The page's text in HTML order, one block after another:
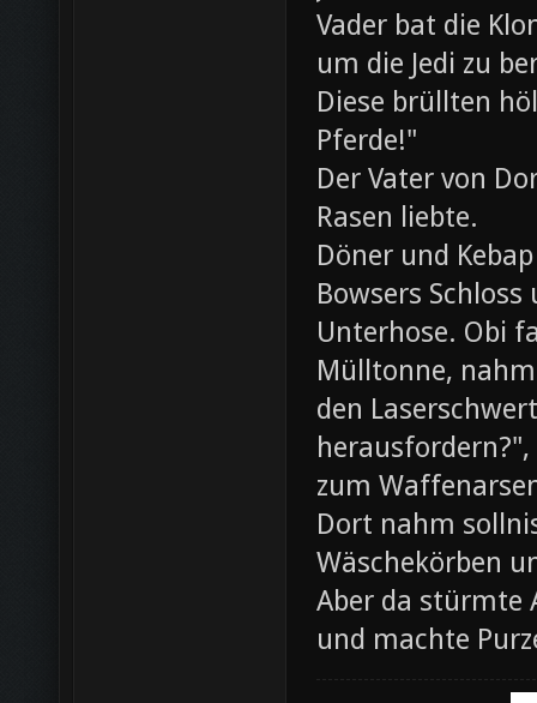
Vader bat die
um die Jedi zu
Diese brüllten
Pferde!"
Der Vater von
Rasen liebte.
Döner und
Bowsers
Unterhose. Obi
Mülltonne,
den
zum
Dort nahm
Wäschekörben
Aber da stürmte
und machte